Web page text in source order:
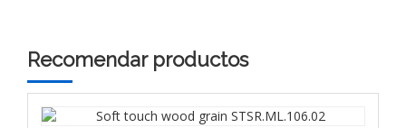
Recomendar productos